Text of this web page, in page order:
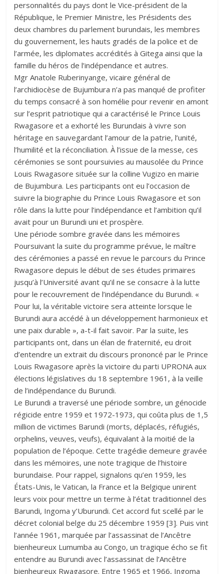
personnalités du pays dont le Vice-président de la
République, le Premier Ministre, les Présidents des
deux chambres du parlement burundais, les membres
du gouvernement, les hauts gradés de la police et de
l’armée, les diplomates accrédités à Gitega ainsi que la
famille du héros de l’indépendance et autres.
Mgr Anatole Ruberinyange, vicaire général de
l’archidiocèse de Bujumbura n’a pas manqué de profiter
du temps consacré à son homélie pour revenir en amont
sur l’esprit patriotique qui a caractérisé le Prince Louis
Rwagasore et a exhorté les Burundais à vivre son
héritage en sauvegardant l’amour de la patrie, l’unité,
l’humilité et la réconciliation. À l’issue de la messe, ces
cérémonies se sont poursuivies au mausolée du Prince
Louis Rwagasore située sur la colline Vugizo en mairie
de Bujumbura. Les participants ont eu l’occasion de
suivre la biographie du Prince Louis Rwagasore et son
rôle dans la lutte pour l’indépendance et l’ambition qu’il
avait pour un Burundi uni et prospère.
Une période sombre gravée dans les mémoires
Poursuivant la suite du programme prévue, le maître
des cérémonies a passé en revue le parcours du Prince
Rwagasore depuis le début de ses études primaires
jusqu’à l’Université avant qu’il ne se consacre à la lutte
pour le recouvrement de l’indépendance du Burundi. «
Pour lui, la véritable victoire sera atteinte lorsque le
Burundi aura accédé à un développement harmonieux et
une paix durable », a-t-il fait savoir. Par la suite, les
participants ont, dans un élan de fraternité, eu droit
d’entendre un extrait du discours prononcé par le Prince
Louis Rwagasore après la victoire du parti UPRONA aux
élections législatives du 18 septembre 1961, à la veille
de l’indépendance du Burundi.
Le Burundi a traversé une période sombre, un génocide
régicide entre 1959 et 1972-1973, qui coûta plus de 1,5
million de victimes Barundi (morts, déplacés, réfugiés,
orphelins, veuves, veufs), équivalant à la moitié de la
population de l’époque. Cette tragédie demeure gravée
dans les mémoires, une note tragique de l’histoire
burundaise. Pour rappel, signalons qu’en 1959, les
États-Unis, le Vatican, la France et la Belgique unirent
leurs voix pour mettre un terme à l’état traditionnel des
Barundi, Ingoma y’Uburundi. Cet accord fut scellé par le
décret colonial belge du 25 décembre 1959 [3]. Puis vint
l’année 1961, marquée par l’assassinat de l’Ancêtre
bienheureux Lumumba au Congo, un tragique écho se fit
entendre au Burundi avec l’assassinat de l’Ancêtre
bienheureux Rwagasore. Entre 1965 et 1966, Ingoma